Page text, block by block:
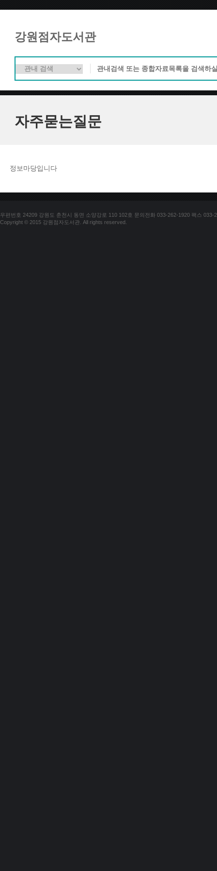
강원점자도서관
자주묻는질문
정보마당입니다
우편번호 24209 강원도 춘천시 동면 소양강로 110 102호 문의전화 033-262-1920 팩스 033-
Copyright © 2015 강원점자도서관. All rights reserved.